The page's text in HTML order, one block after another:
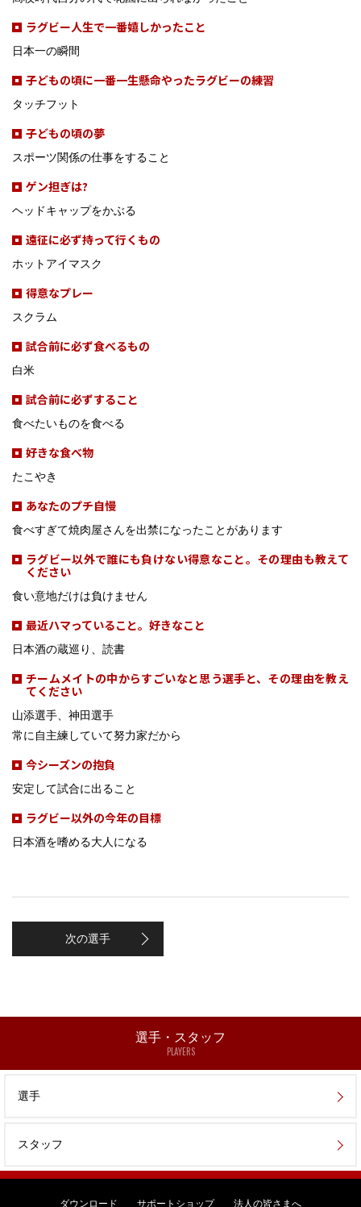
ラグビー人生で一番嬉しかったこと
日本一の瞬間
子どもの頃に一番一生懸命やったラグビーの練習
タッチフット
子どもの頃の夢
スポーツ関係の仕事をすること
ゲン担ぎは?
ヘッドキャップをかぶる
遠征に必ず持って行くもの
ホットアイマスク
得意なプレー
スクラム
試合前に必ず食べるもの
白米
試合前に必ずすること
食べたいものを食べる
好きな食べ物
たこやき
あなたのプチ自慢
食べすぎて焼肉屋さんを出禁になったことがあります
ラグビー以外で誰にも負けない得意なこと。その理由も教えて
ください
食い意地だけは負けません
最近ハマっていること。好きなこと
日本酒の蔵巡り、読書
チームメイトの中からすごいなと思う選手と、その理由を教え
てください
山添選手、神田選手
常に自主練していて努力家だから
今シーズンの抱負
安定して試合に出ること
ラグビー以外の今年の目標
日本酒を嗜める大人になる
次の選手
選手・スタッフ
PLAYERS
選手
スタッフ
ダウンロード サポートショップ 法人の皆さまへ